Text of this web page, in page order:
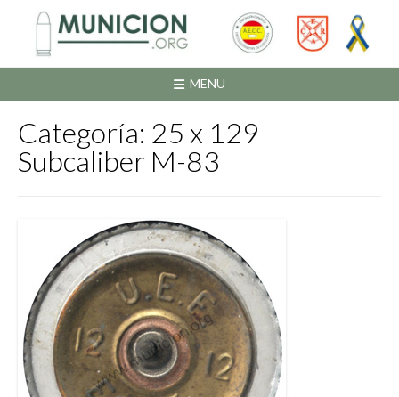
contenido
MENU
Categoría: 25 x 129
Subcaliber M-83